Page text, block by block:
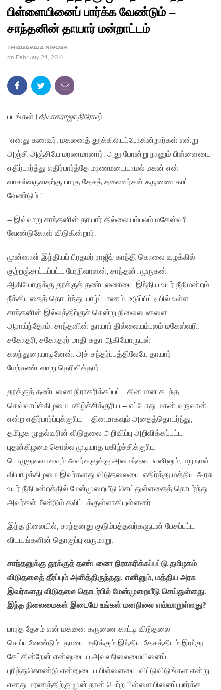
பிள்ளையினைப் பார்க்க வேண்டும் –
சாந்தனின் தாயார் மன்றாட்டம்
THIAGARAJA NIROSH
on February 24, 2014
படங்கள் | தியாகராஜா நிரோஷ்
“எனது கணவர், மகனைத் தூக்கிலிடப்போகின்றார்கள் என்று
அஞ்சி அஞ்சியே மரணமானார். அது போன்று நானும் பிள்ளையை
எதிர்பார்த்து எதிர்பார்த்தே மரணமடையாமல் மகன் என்
வாசல்வருவதற்கு பாரத தேசத் தலைவர்கள் கருணை காட்ட
வேண்டும்.”
– இவ்வாறு சாந்தனின் தாயார் தில்லையம்பலம் மகேஸ்வரி
வேண்டுகோள் விடுகின்றார்.
முன்னாள் இந்தியப் பிரதமர் ராஜீவ் காந்தி கொலை வழக்கில்
குற்றஞ்சாட்டப்பட்ட பேரறிவாளன், சாந்தன், முருகன்
ஆகியோருக்கு தூக்குத் தண்டணையை இந்திய உயர் நீதிமன்றம்
நீக்கியதைத் தொடர்ந்து யாழ்ப்பாணம், உடுப்பிட்டியில் உள்ள
சாந்தனின் இல்லத்திற்குச் சென்று நிலைமைகளை
ஆராய்ந்தோம். சாந்தனின் தாயார் தில்லையம்பலம் மகேஸ்வரி,
சகோதரி, சகோதரர் மாதி சுதா ஆகியோருடன்
கலந்துரையாடினேன். அச் சந்தர்ப்பத்திலேயே தாயார்
மேற்கண்டவாறு தெரிவித்தார்.
தூக்குத் தண்டணை நிராகரிக்கப்பட்ட தினமான கடந்த
செவ்வாய்க்கிழமை மகிழ்ச்சிக்குரிய – எப்போது மகன் வருவான்
என்ற எதிர்பார்ப்புக்குரிய – தினமாகவும் அதைத்தொடர்ந்து,
தமிழக முதல்வரின் விடுதலை அறிவிப்பு அறிவிக்கப்பட்ட
புதன்கிழமை சொல்ல முடியாத மகிழ்ச்சிக்குரிய
பொழுதுகளாகவும் அவர்களுக்கு அமைந்தன. எனினும், மறுநாள்
வியாழக்கிழமை இவர்களது விடுதலையை எதிர்த்து மத்திய அரசு
உயர் நீதிமன்றத்தில் மேன்முறையீடு செய்துள்ளதைத் தொடர்ந்து
அவர்கள் மீண்டும் தவிப்புக்குள்ளாகியுள்ளனர்.
இந்த நிலையில், சாந்தனது குடும்பத்தவர்களுடன் பேசப்பட்ட
விடயங்களின் தொகுப்பு வருமாறு,
சாந்தனுக்கு தூக்குத் தண்டணை நிராகரிக்கப்பட்டு தமிழகம்
விடுதலைத் தீர்ப்பும் அளித்திருந்தது. எனினும், மத்திய அரசு
இவர்களது விடுதலை தொடர்பில் மேன்முறையீடு செய்துள்ளது.
இந்த நிலைமைகள் இடையே உங்கள் மனநிலை எவ்வாறுள்ளது?
பாரத தேசம் என் மகனை கருணை காட்டி விடுதலை
செய்யவேண்டும். தாயை மதிக்கும் இந்திய தேசத்திடம் இரந்து
கேட்கின்றேன் என்னுடைய அவலநிலைமையினைப்
புரிந்துகொண்டு என்னுடைய பிள்ளையை விட்டுவிடுங்கள என்று.
எனது மரணத்திற்கு முன் நான் பெற்ற பிள்ளையினைப் பார்க்க